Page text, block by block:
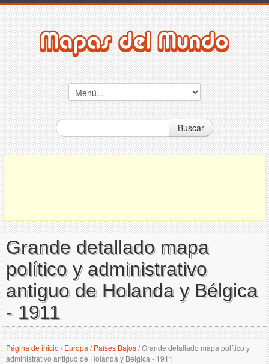
Buscar
Grande detallado mapa
político y administrativo
antiguo de Holanda y Bélgica
- 1911
Página de inicio / Europa / Países Bajos/Grande detallado mapa político y
administrativo antiguo de Holanda y Bélgica - 1911